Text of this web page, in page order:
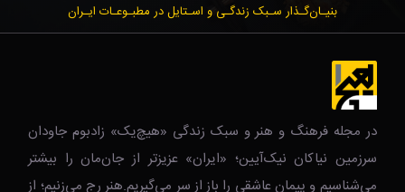
بنیـان‌گـذار سـبک زندگـی و اسـتایل در مطبـوعـات ایـران
در مجله فرهنگ و هنر و سبک زندگی‌ «هیچ‌یک» زادبوم جاودان
سرزمین نیاکان نیک‌‌‌آیین؛ «ایران» عزیزتر از جان‌مان را بیشتر
می‌شناسیم و پیمان عاشقی را باز از سر می‌گیریم.هنر رج می‌زنیم؛ از